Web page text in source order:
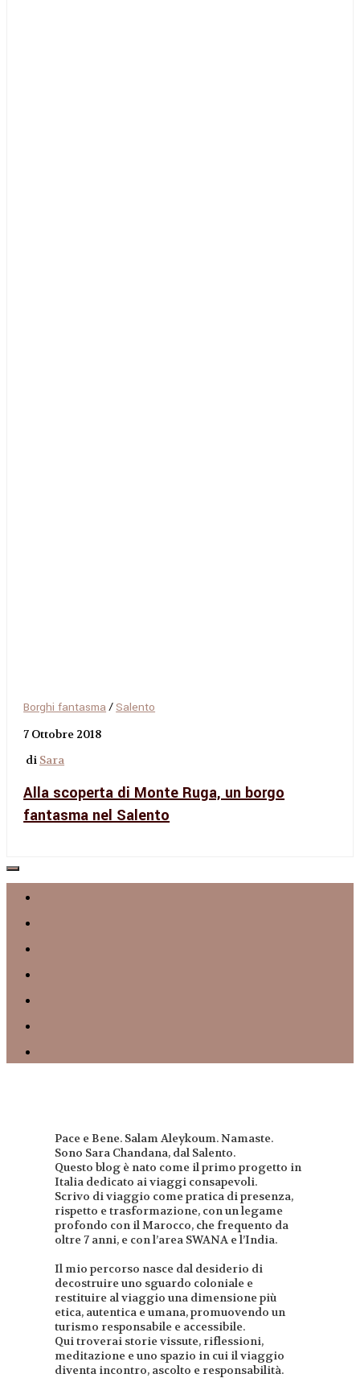
Borghi fantasma / Salento
7 Ottobre 2018
di Sara
Alla scoperta di Monte Ruga, un borgo
fantasma nel Salento
Pace e Bene. Salam Aleykoum. Namaste.
Sono Sara Chandana, dal Salento.
Questo blog è nato come il primo progetto in
Italia dedicato ai viaggi consapevoli.
Scrivo di viaggio come pratica di presenza,
rispetto e trasformazione, con un legame
profondo con il Marocco, che frequento da
oltre 7 anni, e con l’area SWANA e l’India.
Il mio percorso nasce dal desiderio di
decostruire uno sguardo coloniale e
restituire al viaggio una dimensione più
etica, autentica e umana, promuovendo un
turismo responsabile e accessibile.
Qui troverai storie vissute, riflessioni,
meditazione e uno spazio in cui il viaggio
diventa incontro, ascolto e responsabilità.